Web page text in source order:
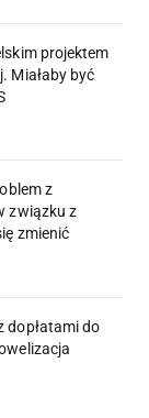
projektem
Miałaby być
z
związku z
zmienić
dopłatami do